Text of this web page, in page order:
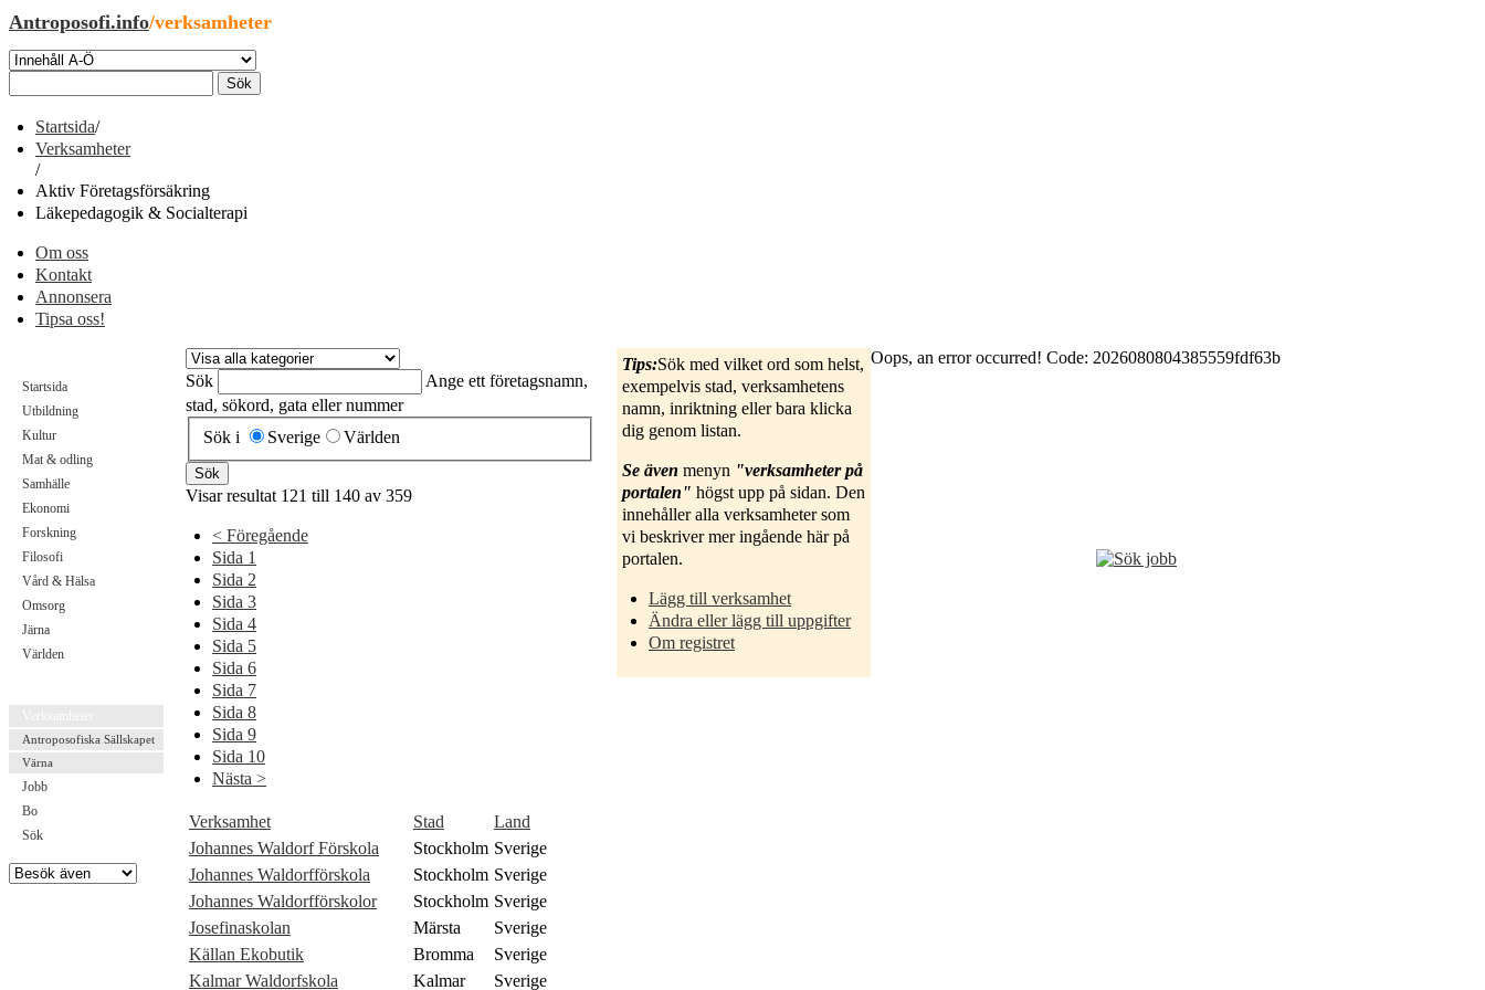
Antroposofi.info/verksamheter
Startsida/
Verksamheter
/
Aktiv Företagsförsäkring
Läkepedagogik & Socialterapi
Om oss
Kontakt
Annonsera
Tipsa oss!
Startsida
Utbildning
Kultur
Mat & odling
Samhälle
Ekonomi
Forskning
Filosofi
Vård & Hälsa
Omsorg
Järna
Världen
Antroposofiska Sällskapet
Värna
Jobb
Bo
Sök
Sök
Ange ett företagsnamn,
stad, sökord, gata eller nummer
Sök i
Sverige Världen
Visar resultat 121 till 140 av 359
< Föregående
Sida 1
Sida 2
Sida 3
Sida 4
Sida 5
Sida 6
Sida 7
Sida 8
Sida 9
Sida 10
Nästa >
Verksamhet Stad
Land
Johannes Waldorf Förskola
Stockholm Sverige
Johannes Waldorfförskola
Stockholm Sverige
Johannes Waldorfförskolor
Stockholm Sverige
Josefinaskolan
Märsta
Sverige
Källan Ekobutik
Bromma
Sverige
Kalmar Waldorfskola
Kalmar Sverige
Tips:Sök med vilket ord som helst,
exempelvis stad, verksamhetens
namn, inriktning eller bara klicka
dig genom listan.
Se även menyn "verksamheter på
portalen" högst upp på sidan. Den
innehåller alla verksamheter som
vi beskriver mer ingående här på
portalen.
Lägg till verksamhet
Ändra eller lägg till uppgifter
Om registret
Oops, an error occurred! Code: 2026080804385559fdf63b